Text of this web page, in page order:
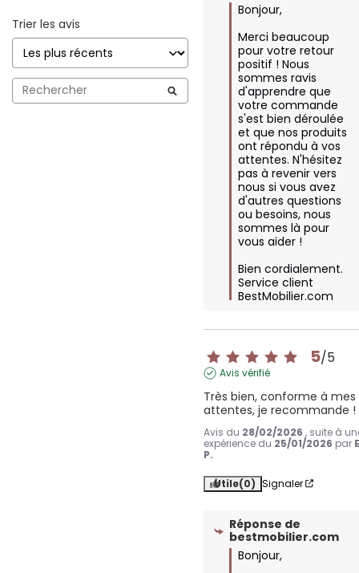
Trier les avis
Bonjour,
Merci beaucoup
pour votre retour
positif ! Nous
sommes ravis
d'apprendre que
votre commande
s'est bien déroulée
et que nos produits
ont répondu à vos
attentes. N'hésitez
pas à revenir vers
nous si vous avez
d'autres questions
ou besoins, nous
sommes là pour
vous aider !
Bien cordialement.
Service client
BestMobilier.com
5/5
Avis vérifié
Très bien, conforme à mes
attentes, je recommande !
Avis du 28/02/2026 , suite à
expérience du 25/01/2026 par
P.
Utile(0) Signaler
Réponse de
bestmobilier.com
Bonjour,